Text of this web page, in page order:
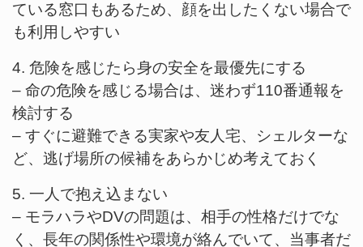
ている窓口もあるため、顔を出したくない場合で
も利用しやすい
4. 危険を感じたら身の安全を最優先にする
– 命の危険を感じる場合は、迷わず110番通報を
検討する
– すぐに避難できる実家や友人宅、シェルターな
ど、逃げ場所の候補をあらかじめ考えておく
5. 一人で抱え込まない
– モラハラやDVの問題は、相手の性格だけでな
く、長年の関係性や環境が絡んでいて、当事者だ